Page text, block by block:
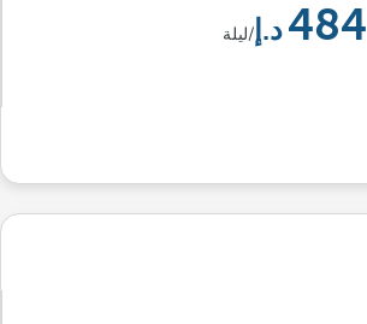
484 /ليلة